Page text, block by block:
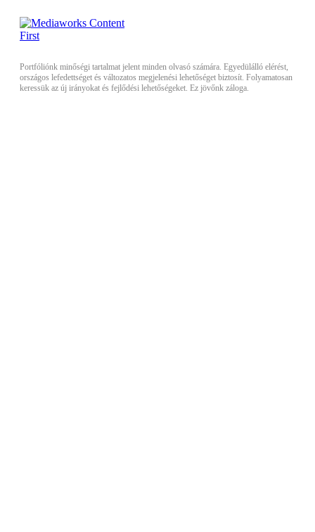
Portfóliónk minőségi tartalmat jelent minden olvasó számára. Egyedülálló elérést,
országos lefedettséget és változatos megjelenési lehetőséget biztosít. Folyamatosan
keressük az új irányokat és fejlődési lehetőségeket. Ez jövőnk záloga.